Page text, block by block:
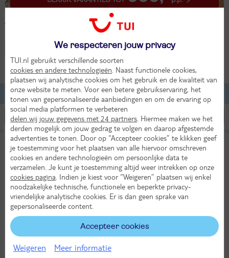
1 Vakantie Au Im Bregenzerwald
Oostenrijk - Au im Bregenzerwald
2 volwassenen
Lijst Kaart
Aparthotel Alpenrose
Oostenrijk Diedamskopf Vorarlberg Au im Bregenzerwald
14°
in okt
Ma 5 okt 2026
4 dagen (3 nachten)
Eigen vervoer
Logies
Bekijk
We respecteren jouw privacy
TUI.nl gebruikt verschillende soorten
cookies en andere technologieën . Naast functionele cookies,
plaatsen wij analytische cookies om het gebruik en de kwaliteit van
onze website te meten. Voor een betere gebruikservaring, het
tonen van gepersonaliseerde aanbiedingen en om de ervaring op
social media platformen te verbeteren
delen wij jouw gegevens met 24 partners . Hiermee maken we het
derden mogelijk om jouw gedrag te volgen en daarop afgestemde
advertenties te tonen. Door op “Accepteer cookies” te klikken geef
je toestemming voor het plaatsen van alle hiervoor omschreven
cookies en andere technologieën om persoonlijke data te
verzamelen. Je kunt je toestemming altijd weer intrekken op onze
cookies pagina . Indien je kiest voor “Weigeren” plaatsen wij enkel
noodzakelijke technische, functionele en beperkte privacy-
vriendelijke analytische cookies. Er is dan geen sprake van
gepersonaliseerde content.
Accepteer cookies
Weigeren Meer informatie